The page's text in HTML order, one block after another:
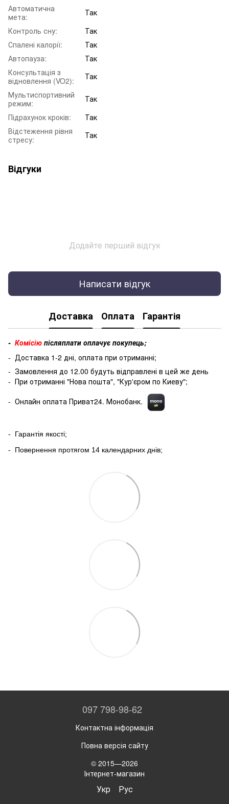
Автоматична
мета:
Так
Контроль сну:
Так
Спалені калорії:
Так
Автопауза:
Так
Консультація з
відновлення (VO2):
Так
Мультиспортивний
режим:
Так
Підрахунок кроків:
Так
Відстеження рівня
стресу:
Так
Відгуки
Додайте перший відгук
Написати відгук
Доставка Оплата Гарантія
- Комісію післяплати оплачує покупець;
- Доставка 1-2 дні, оплата при отриманні;
- Замовлення до 12.00 будуть відправлені в цей же день
- При отриманні "Нова пошта", "Кур'єром по Киеву";
- Онлайн оплата Приват24. Монобанк.
- Гарантія якості;
- Повернення протягом 14 календарних днів;
097 798-98-62
Контактна інформація
Повна версія сайту
© 2015—2026
Інтернет-магазин
Укр Рус